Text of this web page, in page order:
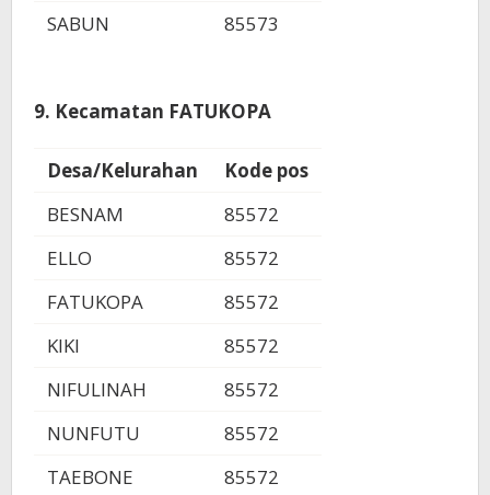
SABUN
85573
9. Kecamatan FATUKOPA
Desa/Kelurahan
Kode pos
BESNAM
85572
ELLO
85572
FATUKOPA
85572
KIKI
85572
NIFULINAH
85572
NUNFUTU
85572
TAEBONE
85572